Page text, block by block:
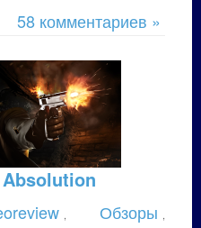
58 комментариев »
Обзоры